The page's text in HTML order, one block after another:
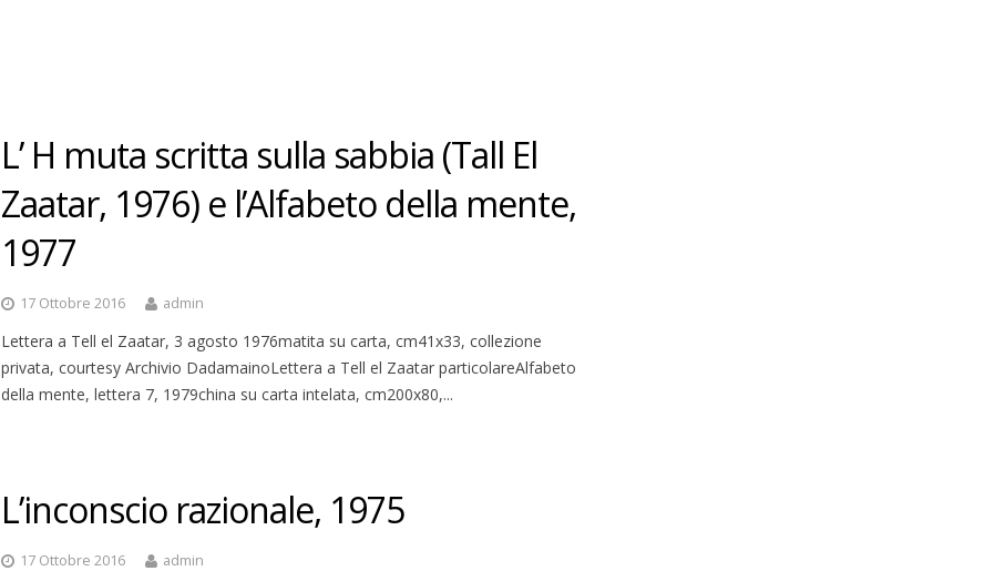
L’ H muta scritta sulla sabbia (Tall El
Zaatar, 1976) e l’Alfabeto della mente,
1977
17 Ottobre 2016 admin
Lettera a Tell el Zaatar, 3 agosto 1976matita su carta, cm41x33, collezione
privata, courtesy Archivio DadamainoLettera a Tell el Zaatar particolareAlfabeto
della mente, lettera 7, 1979china su carta intelata, cm200x80,...
L’inconscio razionale, 1975
17 Ottobre 2016 admin